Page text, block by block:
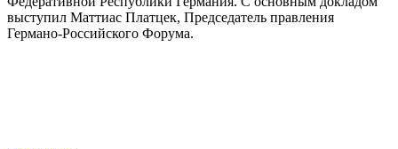
выступил Маттиас Платцек, Председатель правления
Германо-Российского Форума.